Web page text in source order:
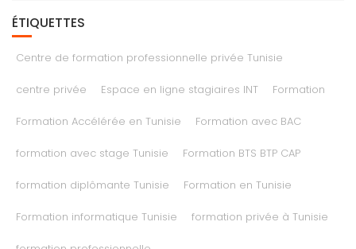
ÉTIQUETTES
Centre de formation professionnelle privée Tunisie
centre privée Espace en ligne stagiaires INT Formation
Formation Accélérée en Tunisie Formation avec BAC
formation avec stage Tunisie Formation BTS BTP CAP
formation diplômante Tunisie Formation en Tunisie
Formation informatique Tunisie formation privée à Tunisie